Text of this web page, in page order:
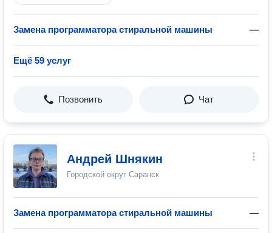
Замена программатора стиральной машины —
Ещё 59 услуг
Позвонить Чат
Андрей Шнякин
Городской округ Саранск
Замена программатора стиральной машины —